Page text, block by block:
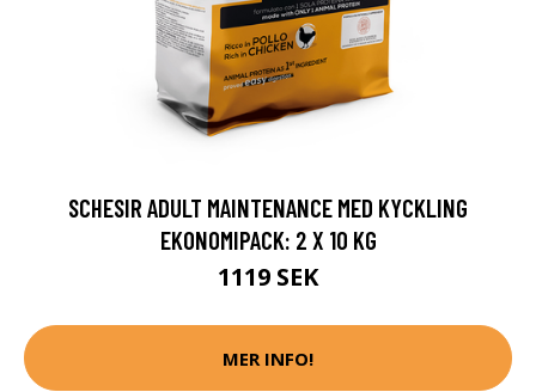
SCHESIR ADULT MAINTENANCE MED KYCKLING
EKONOMIPACK: 2 X 10 KG
1119 SEK
MER INFO!